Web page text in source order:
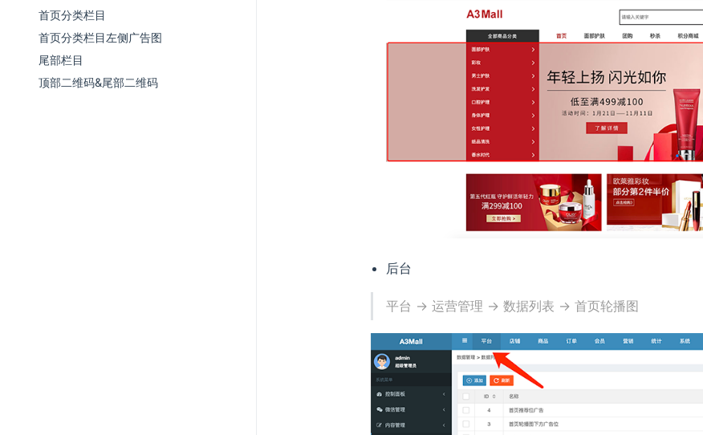
首页分类栏目
首页分类栏目左侧广告图
尾部栏目
顶部二维码&尾部二维码
后台
平台 -> 运营管理 -> 数据列表 -> 首页轮播图